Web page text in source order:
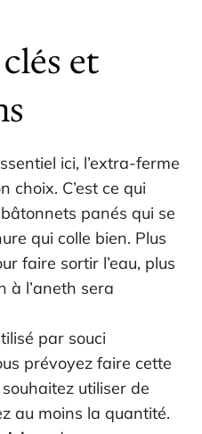
et
ici, l’extra-ferme
choix. C’est ce qui
panés qui se
qui colle bien. Plus
faire sortir l’eau, plus
à l’aneth sera
par souci
prévoyez faire cette
utiliser de
au moins la quantité.